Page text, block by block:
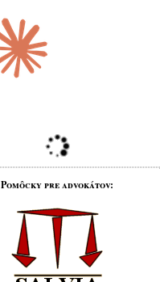
Pomôcky pre advokátov: